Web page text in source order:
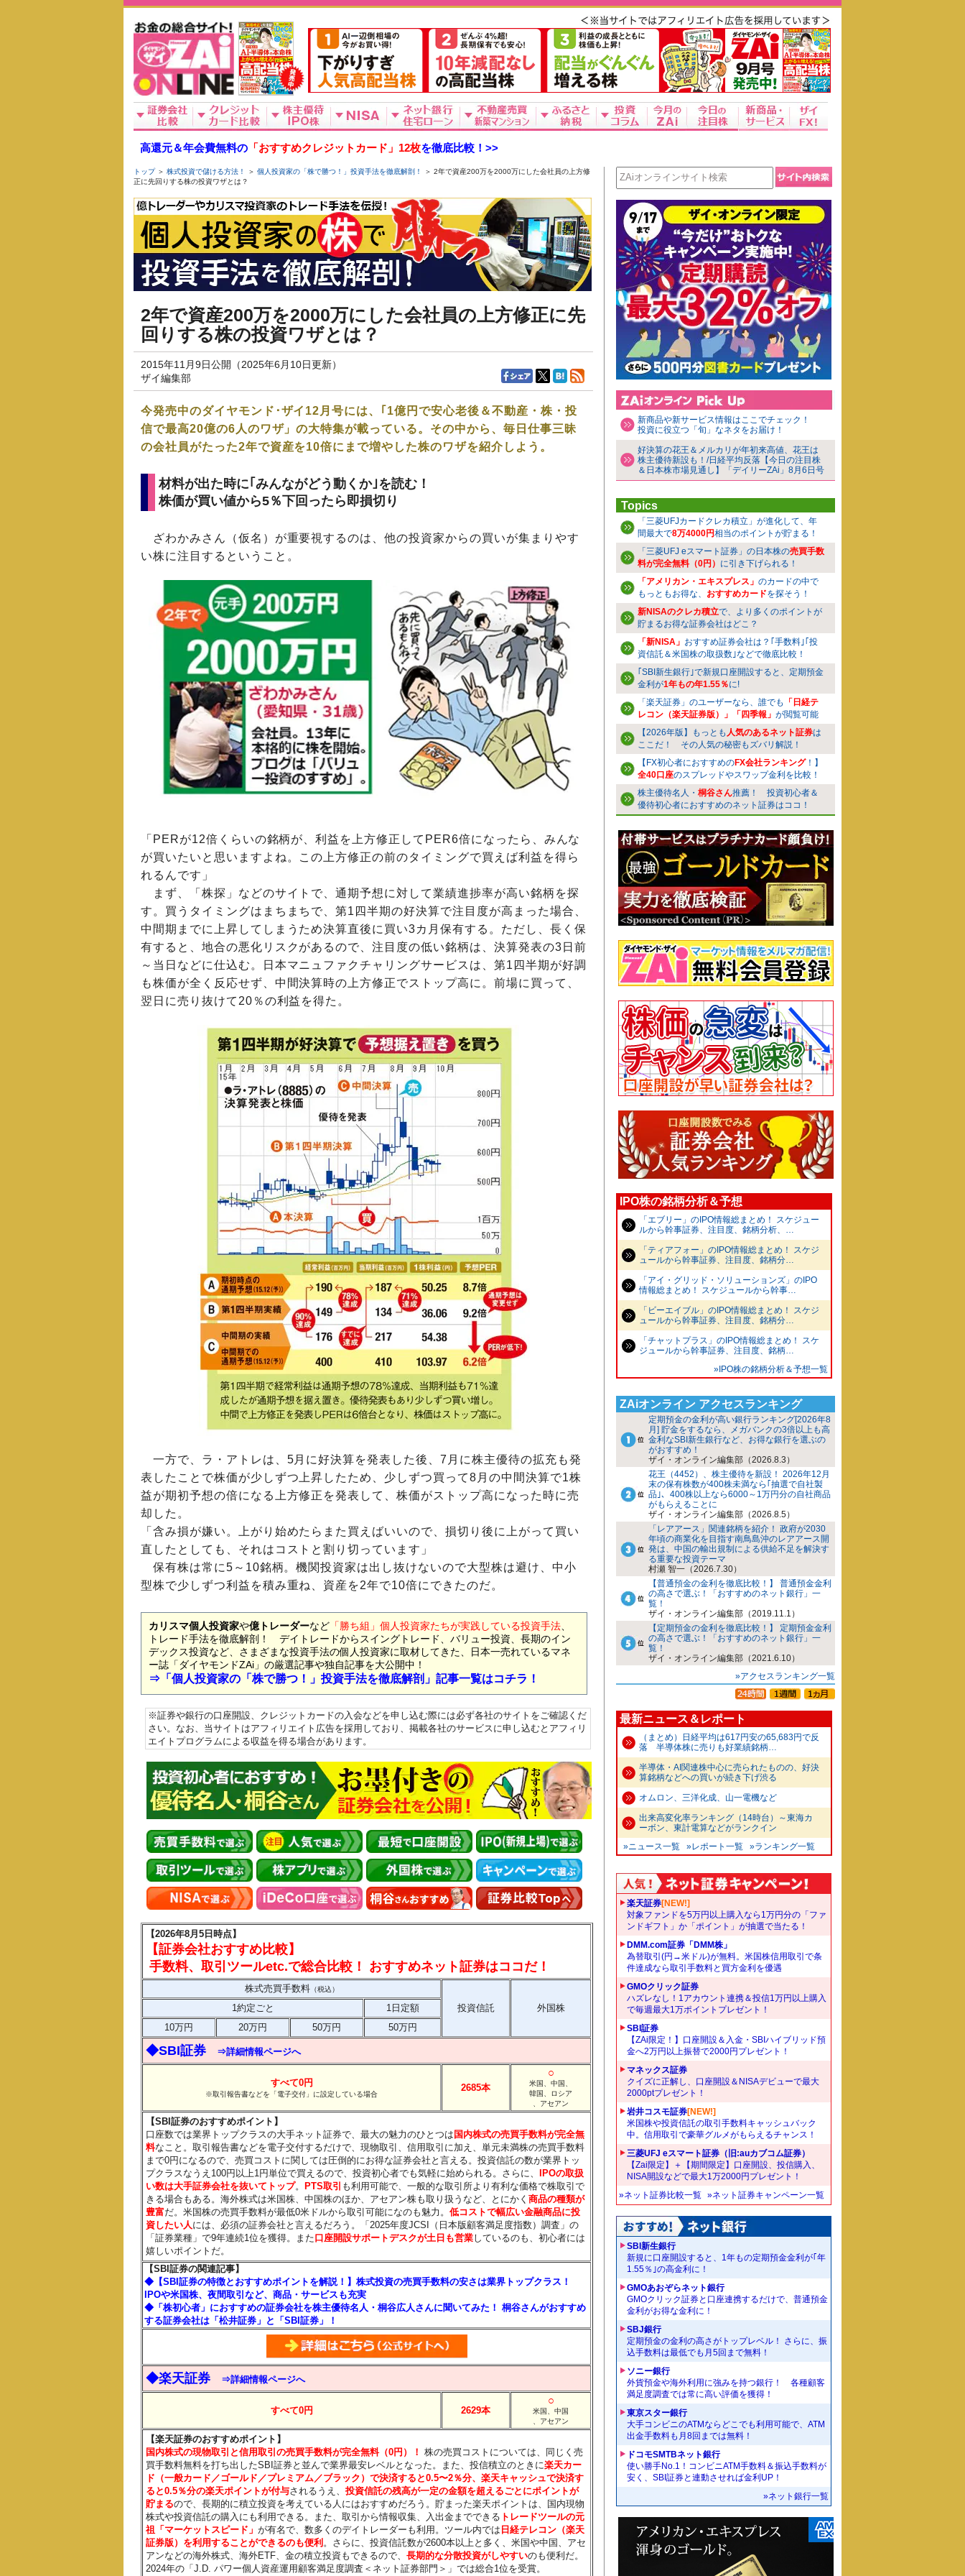
高還元＆年会費無料の 「おすすめクレジットカード」12枚を徹底比較！>>
トップ＞ 株式投資で儲ける方法！ ＞ 個人投資家の「株で勝つ！」投資手法を徹底解剖！
＞ 2年で資産200万を2000万にした会社員の上方修
正に先回りする株の投資ワザとは？
2年で資産200万を2000万にした会社員の上方修正に先
回りする株の投資ワザとは？
2015年11月9日公開（2025年6月10日更新）
ザイ編集部
今発売中のダイヤモンド･ザイ12月号には、｢1億円で安心老後＆不動産・株・投
信で最高20億の6人のワザ」の大特集が載っている。その中から、毎日仕事三昧
の会社員がたった2年で資産を10倍にまで増やした株のワザを紹介しよう。
材料が出た時に｢みんながどう動くか｣を読む！
株価が買い値から5％下回ったら即損切り
ざわかみさん（仮名）が重要視するのは、他の投資家からの買いが集まりやす
い株に注目するということ。
「PERが12倍くらいの銘柄が、利益を上方修正してPER6倍になったら、みんな
が買いたいと思いますよね。この上方修正の前のタイミングで買えば利益を得ら
れるんです」
まず、「株探」などのサイトで、通期予想に対して業績進捗率が高い銘柄を探
す。買うタイミングはまちまちで、第1四半期の好決算で注目度が高まった場合、
中間期までに上昇してしまうため決算直後に買い3カ月保有する。ただし、長く保
有すると、地合の悪化リスクがあるので、注目度の低い銘柄は、決算発表の3日前
～当日などに仕込む。日本マニュファクチャリングサービスは、第1四半期が好調
も株価が全く反応せず、中間決算時の上方修正でストップ高に。前場に買って、
翌日に売り抜けて20％の利益を得た。
一方で、ラ・アトレは、5月に好決算を発表した後、7月に株主優待の拡充も発
表したことで株価が少しずつ上昇したため、少しずつ買って8月の中間決算で1株
益が期初予想の倍になる上方修正を発表して、株価がストップ高になった時に売
却した。
「含み損が嫌い。上がり始めたらまた買えばいいので、損切り後に上がって買い
直したとしても、それはコストと割り切っています」
保有株は常に5～10銘柄。機関投資家は出し抜けないので大型株は避け、中小
型株で少しずつ利益を積み重ね、資産を2年で10倍にできたのだ。
カリスマ個人投資家や億トレーダーなど 「勝ち組」個人投資家たちが実践している投資手法
トレード手法を徹底解剖！ デイトレードからスイングトレード、バリュー投資、長期のイン
デックス投資など、さまざまな投資手法の個人投資家に取材してきた、日本一売れているマネ
ー誌「ダイヤモンドZAi」の厳選記事や独自記事を大公開中！
⇒「個人投資家の「株で勝つ！」投資手法を徹底解剖」記事一覧はコチラ！
※証券や銀行の口座開設、クレジットカードの入会などを申し込む際には必ず各社のサイトをご確認くだ
さい。なお、当サイトはアフィリエイト広告を採用しており、掲載各社のサービスに申し込むとアフィリ
エイトプログラムによる収益を得る場合があります。
【2026年8月5日時点】
【証券会社おすすめ比較】
手数料、取引ツールetc.で総合比較！ おすすめネット証券はココだ！
株式売買手数料（税込）
投資信託 外国株
1約定ごと
1日定額
10万円
20万円 50万円 50万円
◆SBI証券 ⇒詳細情報ページへ
すべて0円
※取引報告書などを「電子交付」に設定している場合
2685本
○
米国、中国、
韓国、ロシア
、アセアン
【SBI証券のおすすめポイント】
口座数では業界トップクラスの大手ネット証券で、最大の魅力のひとつは国内株式の売買手数料が完全無
料なこと。取引報告書などを電子交付するだけで、現物取引、信用取引に加え、単元未満株の売買手数料
まで0円になるので、売買コストに関しては圧倒的にお得な証券会社と言える。投資信託の数が業界トッ
プクラスなうえ100円以上1円単位で買えるので、投資初心者でも気軽に始められる。さらに、 IPOの取扱
い数は大手証券会社を抜いてトップ。 PTS取引 も利用可能で、一般的な取引所より有利な価格で株取引で
きる場合もある。海外株式は米国株、中国株のほか、アセアン株も取り扱うなど、とにかく 商品の種類が
豊富だ。米国株の売買手数料が最低0米ドルから取引可能になのも魅力。 低コストで幅広い金融商品に投
資したい人 には、必須の証券会社と言えるだろう。「2025年度JCSI（日本版顧客満足度指数）調査」の
「証券業種」で9年連続1位を獲得。また口座開設サポートデスクが土日も営業しているのも、初心者には
嬉しいポイントだ。
【SBI証券の関連記事】
◆【SBI証券の特徴とおすすめポイントを解説！】株式投資の売買手数料の安さは業界トップクラス！
IPOや米国株、夜間取引など、商品・サービスも充実
◆「株初心者」におすすめの証券会社を株主優待名人・桐谷広人さんに聞いてみた！ 桐谷さんがおすすめ
する証券会社は「松井証券」と「SBI証券」！
◆楽天証券 ⇒詳細情報ページへ
すべて0円 2629本
○
米国、中国
、アセアン
【楽天証券のおすすめポイント】
国内株式の現物取引と信用取引の売買手数料が完全無料（0円）！ 株の売買コストについては、同じく売
買手数料無料を打ち出したSBI証券と並んで業界最安レベルとなった。また、投信積立のときに楽天カー
ド（一般カード／ゴールド／プレミアム／ブラック）で決済すると0.5〜2％分、楽天キャッシュで決済す
ると0.5％分の楽天ポイントが付与されるうえ、 投資信託の残高が一定の金額を超えるごとにポイントが
貯まるので、長期的に積立投資を考えている人にはおすすめだろう。貯まった楽天ポイントは、国内現物
株式や投資信託の購入にも利用できる。また、取引から情報収集、入出金までできる トレードツールの元
祖「マーケットスピード」 が有名で、数多くのデイトレーダーも利用。ツール内では 日経テレコン（楽天
証券版）を利用することができるのも便利 。さらに、投資信託数が2600本以上と多く、米国や中国、アセ
アンなどの海外株式、海外ETF、金の積立投資もできるので、 長期的な分散投資がしやすいのも便利だ。
2024年の「J.D. パワー個人資産運用顧客満足度調査＜ネット証券部門＞」では総合1位を受賞。
新商品や新サービス情報はここでチェック！
投資に役立つ「旬」なネタをお届け！
好決算の花王＆メルカリが年初来高値、花王は
株主優待新設も！/日経平均反落【今日の注目株
＆日本株市場見通し】「デイリーZAi」8月6日号
Topics
「三菱UFJカードクレカ積立」が進化して、年
間最大で8万4000円相当のポイントが貯まる！
「三菱UFJ eスマート証券」の日本株の売買手数
料が完全無料（0円） に引き下げられる！
「アメリカン・エキスプレス」 のカードの中で
もっともお得な、 おすすめカードを探そう！
新NISAのクレカ積立で、より多くのポイントが
貯まるお得な証券会社はどこ？
「新NISA」 おすすめ証券会社は？｢手数料｣｢投
資信託＆米国株の取扱数｣などで徹底比較！
｢SBI新生銀行｣で新規口座開設すると、定期預金
金利が1年もの年1.55％に!
「楽天証券」のユーザーなら、誰でも
「日経テ
レコン（楽天証券版）」「四季報」 が閲覧可能
【2026年版】もっとも 人気のあるネット証券は
ここだ！ その人気の秘密もズバリ解説！
【FX初心者におすすめのFX会社ランキング！】
全40口座のスプレッドやスワップ金利を比較！
株主優待名人・ 桐谷さん推薦！ 投資初心者＆
優待初心者におすすめのネット証券はココ！
IPO株の銘柄分析＆予想
「エブリー」のIPO情報総まとめ！ スケジュー
ルから幹事証券、注目度、銘柄分析、…
「ティアフォー」のIPO情報総まとめ！ スケジ
ュールから幹事証券、注目度、銘柄分…
「アイ・グリッド・ソリューションズ」のIPO
情報総まとめ！ スケジュールから幹事…
「ビーエイブル」のIPO情報総まとめ！ スケジ
ュールから幹事証券、注目度、銘柄分…
「チャットプラス」のIPO情報総まとめ！ スケ
ジュールから幹事証券、注目度、銘柄…
»IPO株の銘柄分析＆予想一覧
ZAiオンライン アクセスランキング
定期預金の金利が高い銀行ランキング[2026年8
月] 貯金をするなら、メガバンクの3倍以上も高
金利なSBI新生銀行など、お得な銀行を選ぶの
がおすすめ！
ザイ・オンライン編集部（2026.8.3）
花王（4452）、株主優待を新設！ 2026年12月
末の保有株数が400株未満なら｢抽選で自社製
品｣、400株以上なら6000～1万円分の自社商品
がもらえることに
ザイ・オンライン編集部（2026.8.5）
「レアアース」関連銘柄を紹介！ 政府が2030
年頃の商業化を目指す南鳥島沖のレアアース開
発は、中国の輸出規制による供給不足を解決す
る重要な投資テーマ
村瀬 智一（2026.7.30）
【普通預金の金利を徹底比較！】 普通預金金利
の高さで選ぶ！「おすすめのネット銀行」一
覧！
ザイ・オンライン編集部（2019.11.1）
【定期預金の金利を徹底比較！】 定期預金金利
の高さで選ぶ！「おすすめのネット銀行」一
覧！
ザイ・オンライン編集部（2021.6.10）
»アクセスランキング一覧
最新ニュース＆レポート
（まとめ）日経平均は617円安の65,683円で反
落 半導体株に売りも好業績銘柄…
半導体・AI関連株中心に売られたものの、好決
算銘柄などへの買いが続き下げ渋る
オムロン、三洋化成、山一電機など
出来高変化率ランキング（14時台）～東海カ
ーボン、東計電算などがランクイン
»ニュース一覧
»レポート一覧 »ランキング一覧
楽天証券[NEW!]
対象ファンドを5万円以上購入なら1万円分の「ファ
ンドギフト」か「ポイント」が抽選で当たる！
DMM.com証券「DMM株」
為替取引(円→米ドル)が無料。米国株信用取引で条
件達成なら取引手数料と買方金利を優遇
GMOクリック証券
ハズレなし！1アカウント連携＆投信1万円以上購入
で毎週最大1万ポイントプレゼント！
SBI証券
【ZAi限定！】口座開設＆入金・SBIハイブリッド預
金へ2万円以上振替で2000円プレゼント！
マネックス証券
クイズに正解し、口座開設＆NISAデビューで最大
2000ptプレゼント！
岩井コスモ証券[NEW!]
米国株や投資信託の取引手数料キャッシュバック
中。信用取引で豪華グルメがもらえるチャンス！
三菱UFJ eスマート証券（旧:auカブコム証券）
【Zai限定】＋【期間限定】口座開設、投信購入、
NISA開設などで最大1万2000円プレゼント！
»ネット証券比較一覧 »ネット証券キャンペーン一覧
SBI新生銀行
新規に口座開設すると、1年もの定期預金金利が｢年
1.55％｣の高金利に！
GMOあおぞらネット銀行
GMOクリック証券と口座連携するだけで、普通預金
金利がお得な金利に！
SBJ銀行
定期預金の金利の高さがトップレベル！ さらに、振
込手数料は最低でも月5回まで無料！
ソニー銀行
外貨預金や海外利用に強みを持つ銀行！ 各種顧客
満足度調査では常に高い評価を獲得！
東京スター銀行
大手コンビニのATMならどこでも利用可能で、ATM
出金手数料も月8回までは無料！
ドコモSMTBネット銀行
使い勝手No.1！コンビニATM手数料＆振込手数料が
安く、SBI証券と連動させれば金利UP！
»ネット銀行一覧